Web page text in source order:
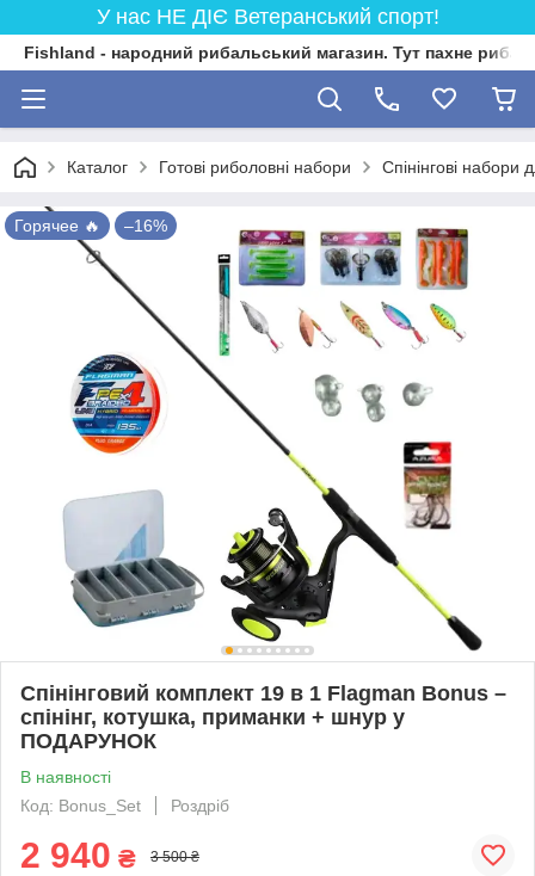
У нас НЕ ДІЄ Ветеранський спорт!
Fishland - народний рибальський магазин. Тут пахне
Каталог Готові риболовні набори Спінінгові набори
Горячее 🔥 –16%
Спінінговий комплект 19 в 1 Flagman Bonus –
спінінг, котушка, приманки + шнур у
ПОДАРУНОК
В наявності
Код: Bonus_Set
Роздріб
2 940 ₴ 3 500 ₴